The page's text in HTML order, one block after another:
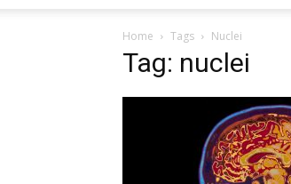
Home Tags Nuclei
Tag: nuclei